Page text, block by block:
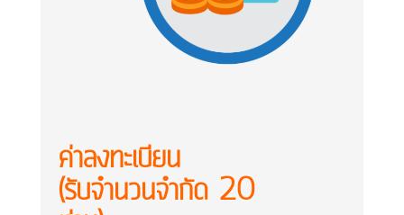
ค่าลงทะเบียน
(รับจำนวนจำกัด 20